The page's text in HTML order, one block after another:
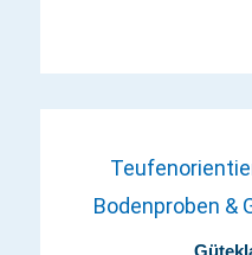
Bodenproben &